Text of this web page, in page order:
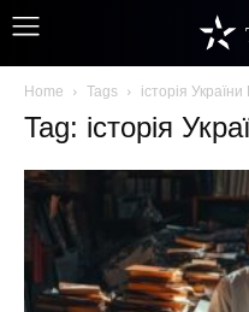
Home Tags історія
Tag: історія